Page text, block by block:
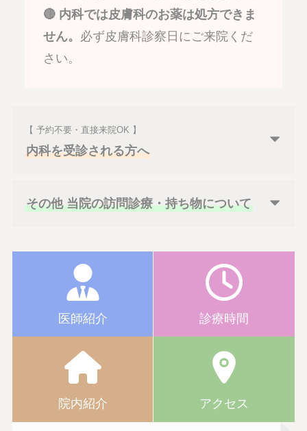
🔴 内科では皮膚科のお薬は処方できま
せん。 必ず皮膚科診察日にご来院くだ
さい。
【 予約不要・直接来院OK 】
内科を受診される方へ
その他 当院の訪問診療・持ち物について
医師紹介 診療時間
院内紹介 アクセス